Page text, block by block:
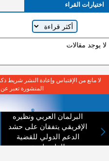
اختيارات القراء
لا يوجد مقالات
البرلمان العربي ونظيره
الإفريقي يتفقان على حشد
الدعم الدولي للقضية
الفلسطينية
لا مانع من الإقتباس وإعادة النشر شريط
المنشورة تعبر